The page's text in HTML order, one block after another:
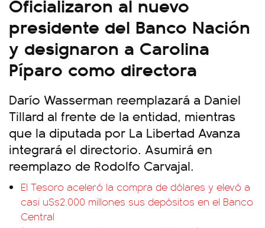
presidente del Banco Nación
y designaron a Carolina
Píparo como directora
Darío Wasserman reemplazará a Daniel
Tillard al frente de la entidad, mientras
que la diputada por La Libertad Avanza
integrará el directorio. Asumirá en
reemplazo de Rodolfo Carvajal.
El Tesoro aceleró la compra de dólares y elevó a
casi u$s2.000 millones sus depósitos en el Banco
Central